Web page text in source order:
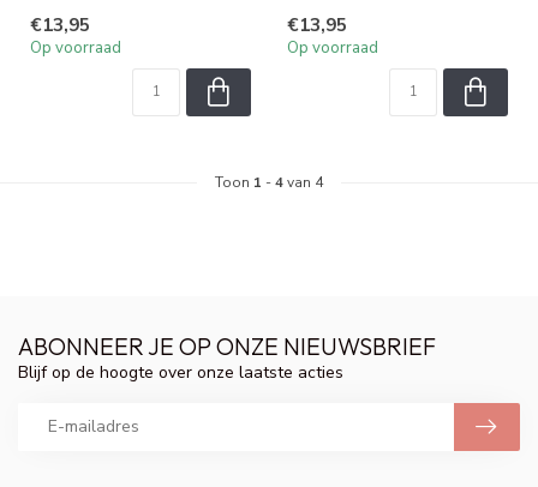
€13,95
Op voorraad
amandel in ...
€13,95
Op voorraad
Toon 1 -4van 4
ABONNEER JE OP ONZE NIEUWSBRIEF
Blijf op de hoogte over onze laatste acties